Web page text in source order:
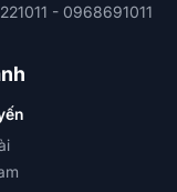
- 0968691011